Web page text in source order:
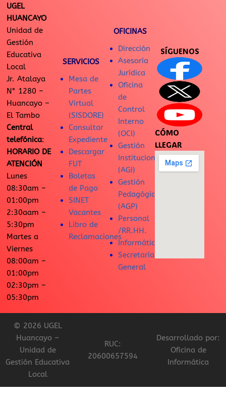
UGEL
HUANCAYO
Unidad de
Gestión
Educativa
Local
Jr. Atalaya
N° 1280 –
Huancayo –
El Tambo
Central
telefónica:
HORARIO DE
ATENCIÓN
Lunes
08:30am –
01:00pm
2:30aam –
5:30pm
Martes a
Viernes
08:00am –
01:00pm
02:30pm –
05:30pm
SERVICIOS
Mesa de
Partes
Virtual
(SISDORE)
Consultar
Expediente
Descargar
FUT
Boletas
de Pago
SINET
Vacantes
Libro de
Reclamaciones
OFICINAS
Dirección
Asesoría
Jurídica
Oficina
de
Control
Interno
(OCI)
Gestión
Institucional
(AGI)
Gestión
Pedagógica
(AGP)
Personal
/RR.HH.
Informática
Secretaría
General
SÍGUENOS
CÓMO
LLEGAR
© 2026 UGEL
Huancayo –
Unidad de
Gestión Educativa
Local
RUC:
20600657594
Desarrollado por:
Oficina de
Informática